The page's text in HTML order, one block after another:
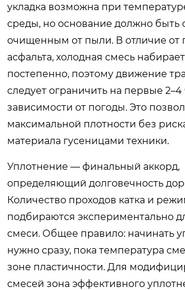
укладка возможна при
среды, но основание должно быть
очищенным от пыли. В отличие от
асфальта, холодная смесь
постепенно, поэтому движение
следует ограничить на первые 2–4
зависимости от погоды. Это
максимальной плотности без
материала гусеницами техники.
Уплотнение — финальный аккорд,
определяющий долговечность
Количество проходов катка и
подбираются экспериментально
смеси. Общее правило: начинать
нужно сразу, пока температура
зоне пластичности. Для
смесей зона эффективного